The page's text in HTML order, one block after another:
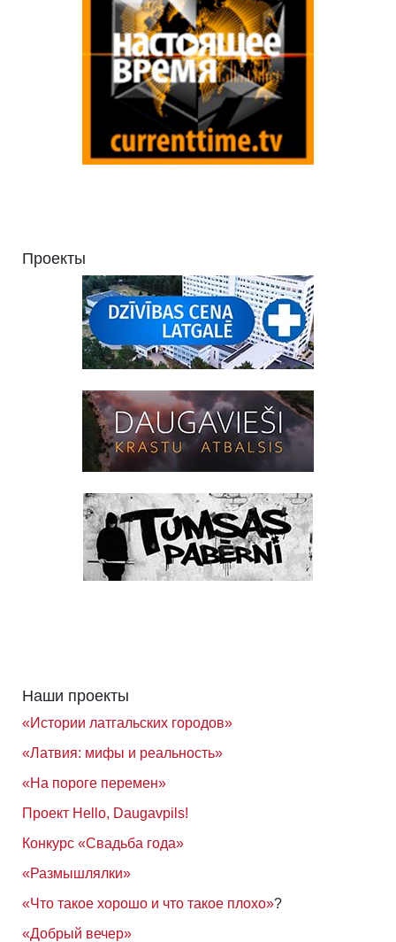
Проекты
Наши проекты
«Истории латгальских городов»
«Латвия: мифы и реальность»
«На пороге перемен»
Проект Hello, Daugavpils!
Конкурс «Свадьба года»
«Размышлялки»
«Что такое хорошо и что такое плохо»?
«Добрый вечер»